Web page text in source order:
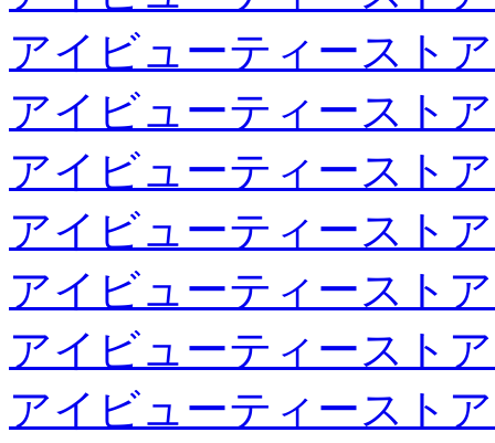
アイビューティースト
アイビューティースト
アイビューティースト
アイビューティースト
アイビューティースト
アイビューティースト
アイビューティースト